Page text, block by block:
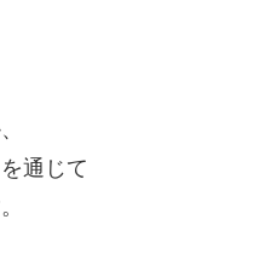
通じて